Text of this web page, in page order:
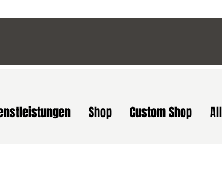
Shop Custom Shop